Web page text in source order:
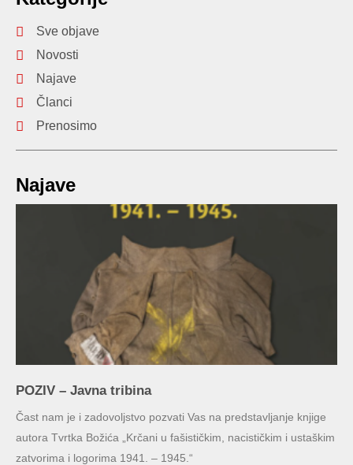
Sve objave
Novosti
Najave
Članci
Prenosimo
Najave
POZIV – Javna tribina
Čast nam je i zadovoljstvo pozvati Vas na predstavljanje knjige
autora Tvrtka Božića „Krčani u fašističkim, nacističkim i ustaškim
zatvorima i logorima 1941. – 1945.“